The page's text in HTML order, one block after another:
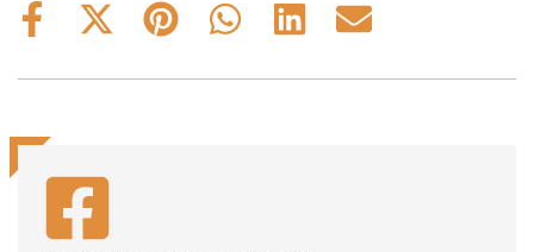
Share
Share
(Twitter)
Share
Share
Share
Share